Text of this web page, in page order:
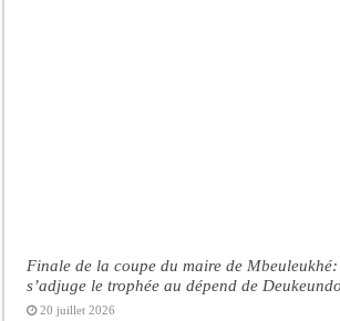
Finale de la coupe du maire de Mbeuleukhé:
s’adjuge le trophée au dépend de
20 juillet 2026